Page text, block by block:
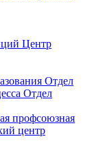
Центр
Отдел
Отдел
профсоюзная
центр